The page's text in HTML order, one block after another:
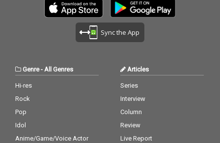
Sync the App
Genre-All Genres
Hi-res
Rock
Pop
Idol
Anime/Game/Voice Actor
Articles
Series
Interview
Column
Review
Live Report